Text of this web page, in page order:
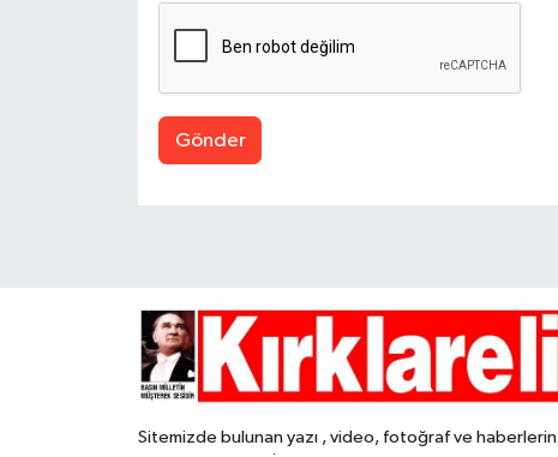
Gönder
Sitemizde bulunan yazı , video, fotoğraf ve haberlerin